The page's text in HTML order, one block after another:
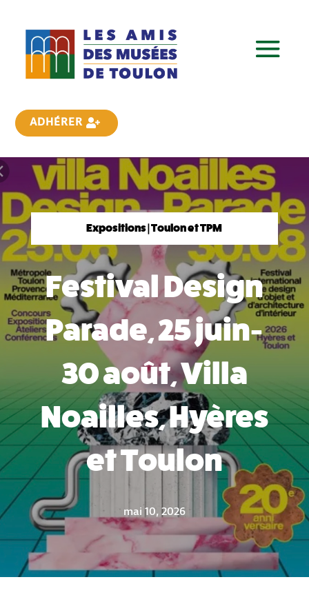
ADHÉRER
Expositions | Toulon et TPM
Festival Design
Parade, 25 juin-
30 août, Villa
Noailles, Hyères
et Toulon
mai 10, 2026